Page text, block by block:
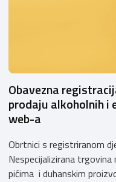
Obavezna
prodaju alkoholnih i
web-a
Obrtnici s registriranom
Nespecijalizirana
pićima i duhanskim